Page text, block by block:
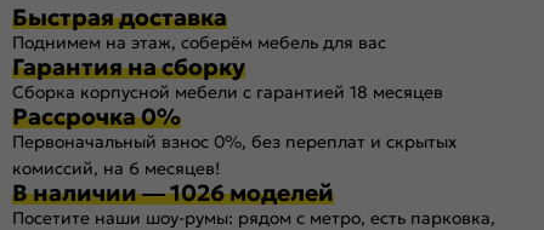
Быстрая доставка
Поднимем на этаж, соберём мебель для вас
Гарантия на сборку
Сборка корпусной мебели с гарантией 18 месяцев
Рассрочка 0%
Первоначальный взнос 0%, без переплат и скрытых
комиссий, на 6 месяцев!
В наличии — 1026 моделей
Посетите наши шоу-румы: рядом с метро, есть парковка,